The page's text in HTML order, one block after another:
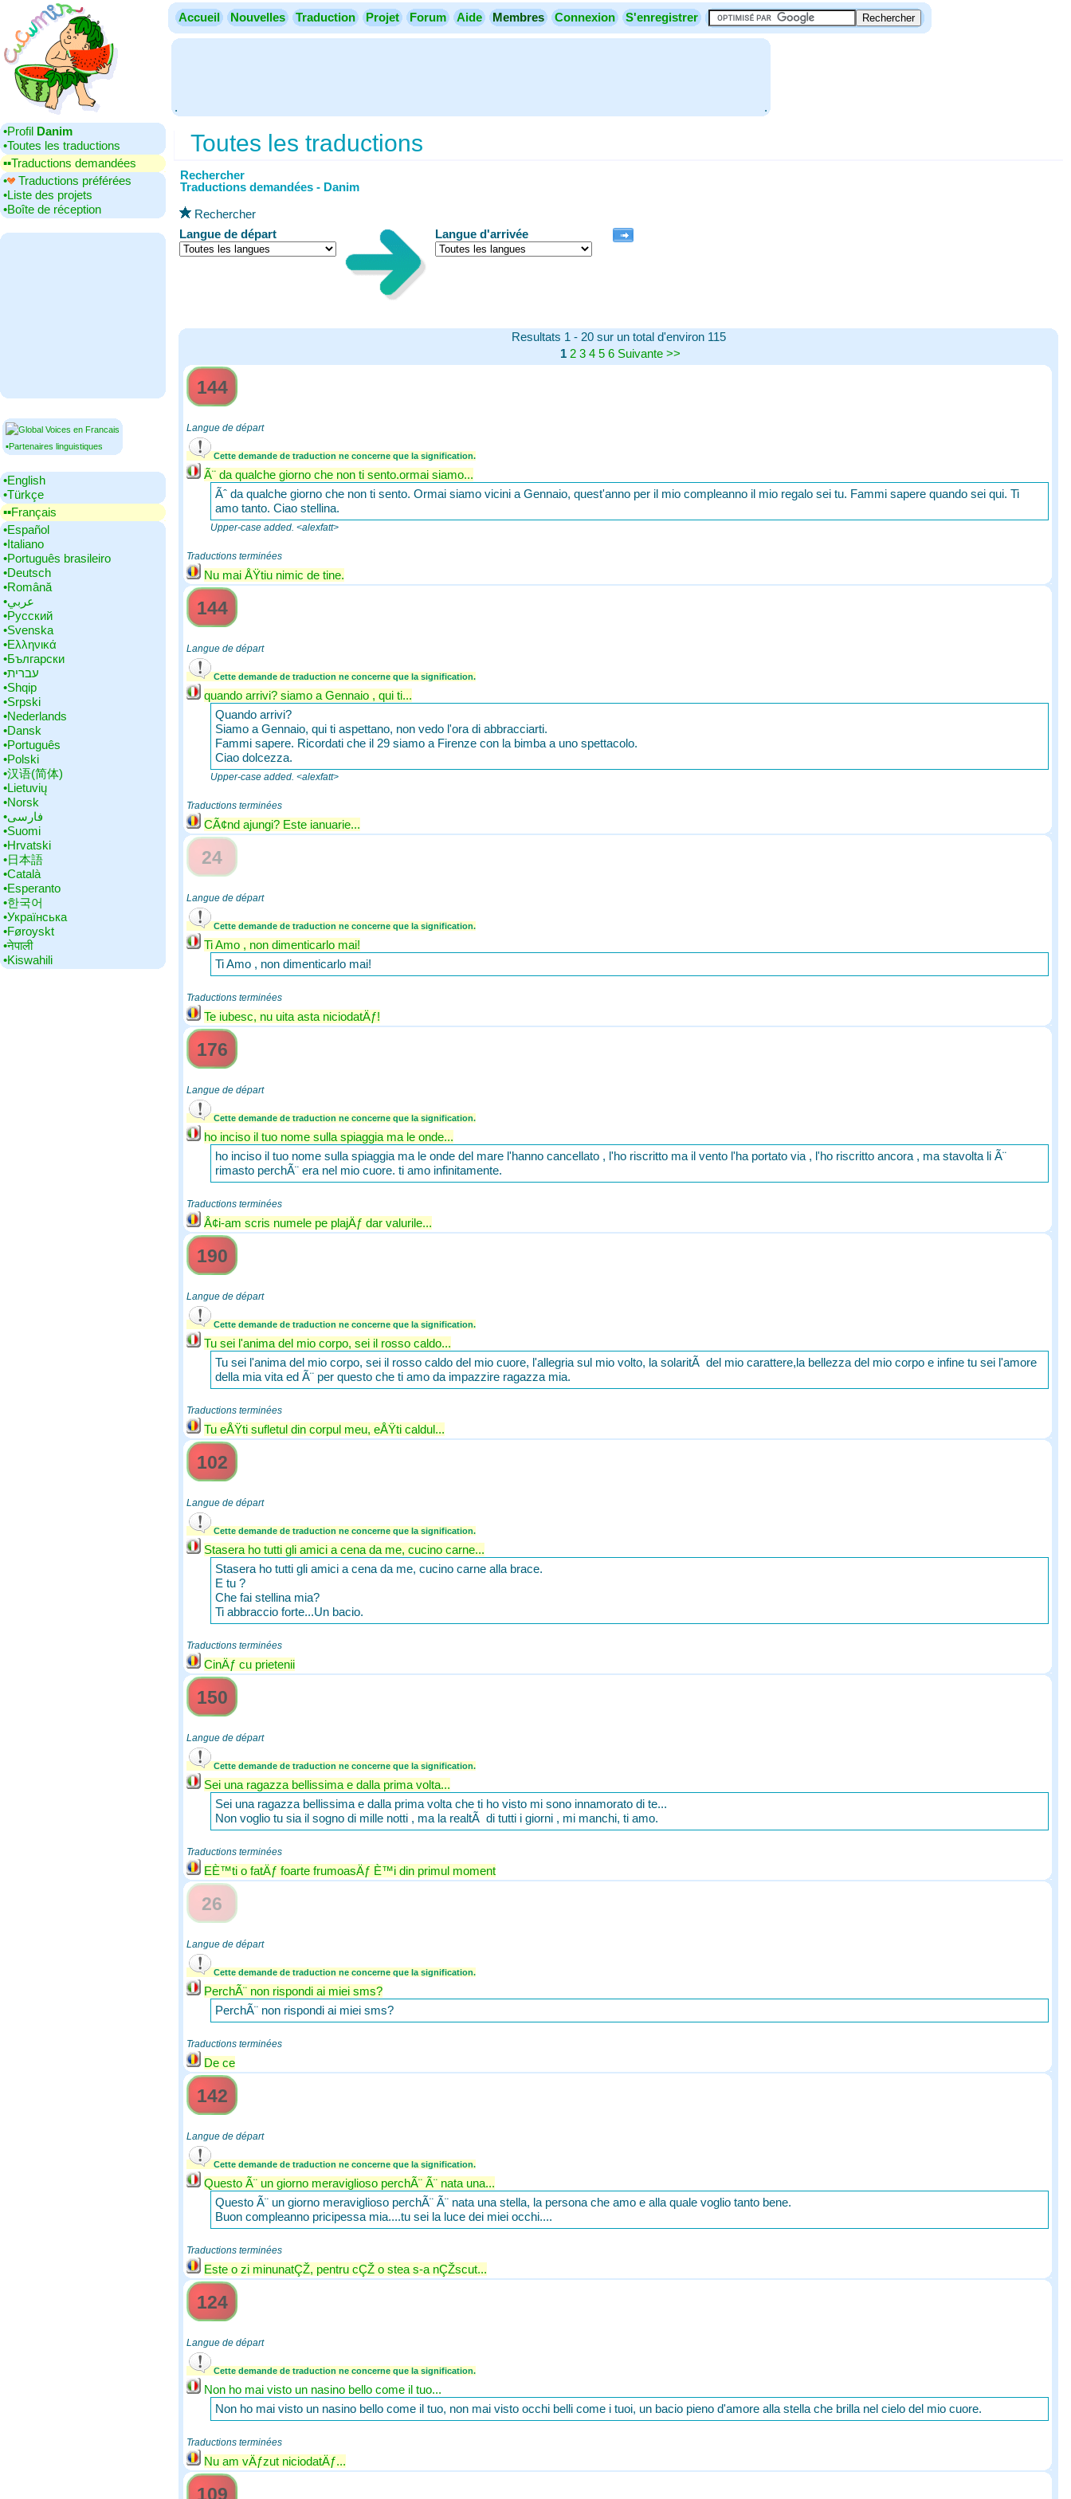
Accueil Nouvelles Traduction Projet Forum Aide Membres Connexion S'enregistrer
.
.
•‎Profil Danim
•‎Toutes les traductions
▪▪‎Traductions demandées
•‎
Traductions préférées
•‎Liste des projets
•‎Boîte de réception
▪Partenaires linguistiques
•‎English
•‎Türkçe
▪▪‎Français
•‎Español
•‎Italiano
•‎Português brasileiro
•‎Deutsch
•‎Română
•‎عربي
•‎Русский
•‎Svenska
•‎Ελληνικά
•‎Български
•‎עברית
•‎Shqip
•‎Srpski
•‎Nederlands
•‎Dansk
•‎Português
•‎Polski
•‎汉语(简体)
•‎Lietuvių
•‎Norsk
•‎فارسی
•‎Suomi
•‎Hrvatski
•‎日本語
•‎Català
•‎Esperanto
•‎한국어
•‎Українська
•‎Føroyskt
•‎नेपाली
•‎Kiswahili
Toutes les traductions
Rechercher
Traductions demandées - Danim
Rechercher
Langue de départ
Langue d'arrivée
Resultats 1 - 20 sur un total d'environ 115
1 2 3 4 5 6 Suivante >>
144
Langue de départ
Cette demande de traduction ne concerne que la signification.
Ã¨ da qualche giorno che non ti sento.ormai siamo...
Ãˆ da qualche giorno che non ti sento. Ormai siamo vicini a Gennaio, quest'anno per il mio compleanno il mio regalo sei tu. Fammi sapere quando sei qui. Ti
amo tanto. Ciao stellina.
Upper-case added. <alexfatt>
Traductions terminées
Nu mai ÅŸtiu nimic de tine.
144
Langue de départ
Cette demande de traduction ne concerne que la signification.
quando arrivi? siamo a Gennaio , qui ti...
Quando arrivi?
Siamo a Gennaio, qui ti aspettano, non vedo l'ora di abbracciarti.
Fammi sapere. Ricordati che il 29 siamo a Firenze con la bimba a uno spettacolo.
Ciao dolcezza.
Upper-case added. <alexfatt>
Traductions terminées
CÃ¢nd ajungi? Este ianuarie...
24
Langue de départ
Cette demande de traduction ne concerne que la signification.
Ti Amo , non dimenticarlo mai!
Ti Amo , non dimenticarlo mai!
Traductions terminées
Te iubesc, nu uita asta niciodatÄƒ!
176
Langue de départ
Cette demande de traduction ne concerne que la signification.
ho inciso il tuo nome sulla spiaggia ma le onde...
ho inciso il tuo nome sulla spiaggia ma le onde del mare l'hanno cancellato , l'ho riscritto ma il vento l'ha portato via , l'ho riscritto ancora , ma stavolta li Ã¨
rimasto perchÃ¨ era nel mio cuore. ti amo infinitamente.
Traductions terminées
Å¢i-am scris numele pe plajÄƒ dar valurile...
190
Langue de départ
Cette demande de traduction ne concerne que la signification.
Tu sei l'anima del mio corpo, sei il rosso caldo...
Tu sei l'anima del mio corpo, sei il rosso caldo del mio cuore, l'allegria sul mio volto, la solaritÃ del mio carattere,la bellezza del mio corpo e infine tu sei l'amore
della mia vita ed Ã¨ per questo che ti amo da impazzire ragazza mia.
Traductions terminées
Tu eÅŸti sufletul din corpul meu, eÅŸti caldul...
102
Langue de départ
Cette demande de traduction ne concerne que la signification.
Stasera ho tutti gli amici a cena da me, cucino carne...
Stasera ho tutti gli amici a cena da me, cucino carne alla brace.
E tu ?
Che fai stellina mia?
Ti abbraccio forte...Un bacio.
Traductions terminées
CinÄƒ cu prietenii
150
Langue de départ
Cette demande de traduction ne concerne que la signification.
Sei una ragazza bellissima e dalla prima volta...
Sei una ragazza bellissima e dalla prima volta che ti ho visto mi sono innamorato di te...
Non voglio tu sia il sogno di mille notti , ma la realtÃ di tutti i giorni , mi manchi, ti amo.
Traductions terminées
EÈ™ti o fatÄƒ foarte frumoasÄƒ È™i din primul moment
26
Langue de départ
Cette demande de traduction ne concerne que la signification.
PerchÃ¨ non rispondi ai miei sms?
PerchÃ¨ non rispondi ai miei sms?
Traductions terminées
De ce
142
Langue de départ
Cette demande de traduction ne concerne que la signification.
Questo Ã¨ un giorno meraviglioso perchÃ¨ Ã¨ nata una...
Questo Ã¨ un giorno meraviglioso perchÃ¨ Ã¨ nata una stella, la persona che amo e alla quale voglio tanto bene.
Buon compleanno pricipessa mia....tu sei la luce dei miei occhi....
Traductions terminées
Este o zi minunatÇŽ, pentru cÇŽ o stea s-a nÇŽscut...
124
Langue de départ
Cette demande de traduction ne concerne que la signification.
Non ho mai visto un nasino bello come il tuo...
Non ho mai visto un nasino bello come il tuo, non mai visto occhi belli come i tuoi, un bacio pieno d'amore alla stella che brilla nel cielo del mio cuore.
Traductions terminées
Nu am vÄƒzut niciodatÄƒ...
109